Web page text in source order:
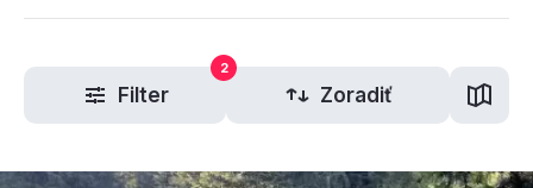
Filter
2
Zoradiť